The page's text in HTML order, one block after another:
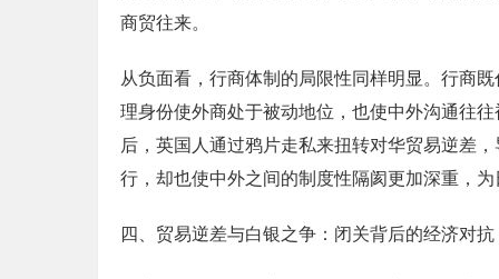
商贸往来。
从负面看，行商体制的局限性同样明显。行商
理身份使外商处于被动地位，也使中外沟通往
后，英国人通过鸦片走私来扭转对华贸易逆差
行，却也使中外之间的制度性隔阂更加深重，
四、贸易逆差与白银之争：闭关背后的经济对抗